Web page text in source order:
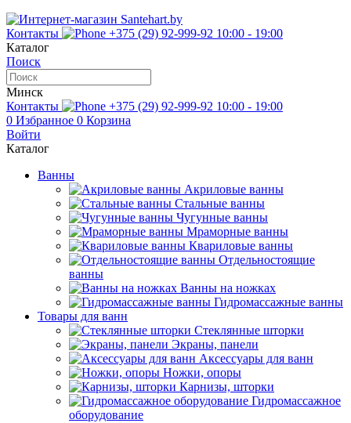
Контакты +375 (29) 92-999-92 10:00 - 19:00
Каталог
Поиск
Минск
Контакты
+375 (29) 92-999-92 10:00 - 19:00
0 Избранное 0 Корзина
Войти
Каталог
Ванны
Акриловые ванны
Стальные ванны
Чугунные ванны
Мраморные ванны
Квариловые ванны
Отдельностоящие
ванны
Ванны на ножках
Гидромассажные ванны
Товары для ванн
Стеклянные шторки
Экраны, панели
Аксессуары для ванн
Ножки, опоры
Карнизы, шторки
Гидромассажное
оборудование